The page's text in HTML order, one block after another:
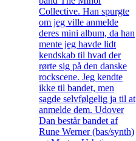
Collective. Han spurgte
om jeg ville anmelde
deres mini album, da han
mente jeg havde lidt
kendskab til hvad der
rørte sig på den danske
rockscene. Jeg kendte
ikke til bandet, men
sagde selvfølgelig ja til at
anmelde dem. Udover
Dan består bandet af
Rune Werner (bas/synth)